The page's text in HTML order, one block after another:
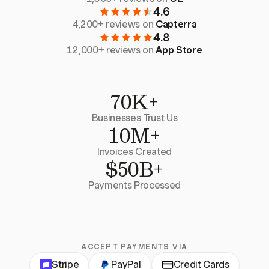
4.6
4,200+ reviews on Capterra
4.8
12,000+ reviews onApp Store
70K+
Businesses Trust Us
10M+
Invoices Created
$50B+
Payments Processed
ACCEPT PAYMENTS VIA
Stripe PayPal Credit Cards